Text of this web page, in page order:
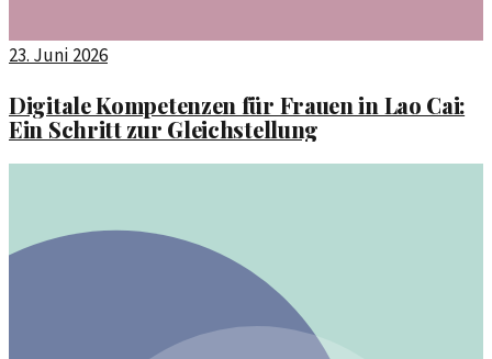
23. Juni 2026
Digitale Kompetenzen für Frauen in Lao Cai:
Ein Schritt zur Gleichstellung